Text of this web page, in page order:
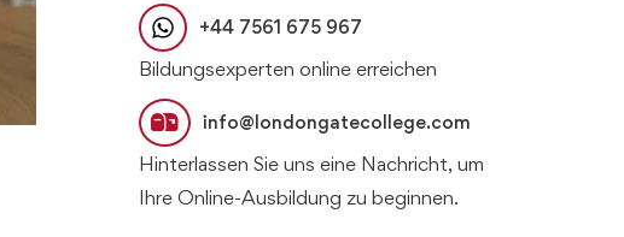
+44 7561 675 967
Bildungsexperten online erreichen
info@londongatecollege.com
Hinterlassen Sie uns eine Nachricht, um
Ihre Online-Ausbildung zu beginnen.